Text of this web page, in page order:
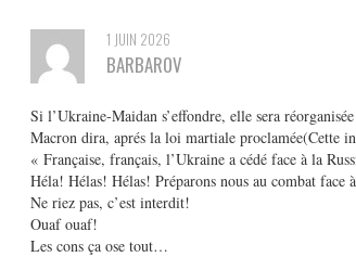
1 JUIN 2026
BARBAROV
Si l’Ukraine-Maidan s’effondre, elle sera
Macron dira, aprés la loi martiale proclamée(Cette
« Française, français, l’Ukraine a cédé face à la
Héla! Hélas! Hélas! Préparons nous au combat face
Ne riez pas, c’est interdit!
Ouaf ouaf!
Les cons ça ose tout…